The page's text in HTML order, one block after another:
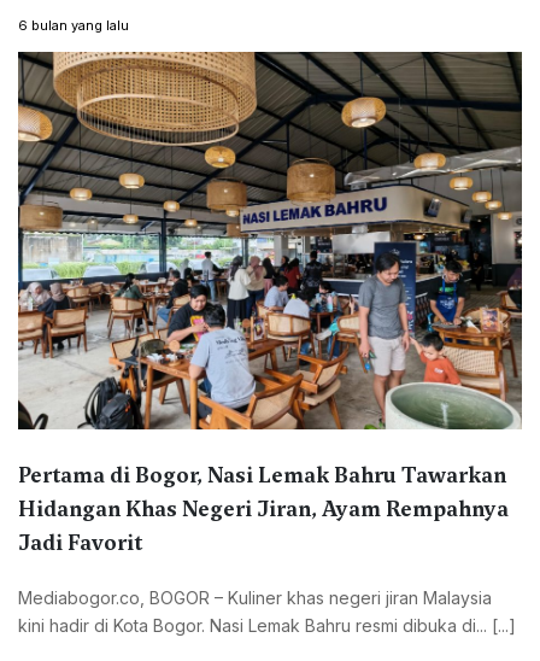
6 bulan yang lalu
Pertama di Bogor, Nasi Lemak Bahru Tawarkan
Hidangan Khas Negeri Jiran, Ayam Rempahnya
Jadi Favorit
Mediabogor.co, ‎BOGOR – Kuliner khas negeri jiran Malaysia
kini hadir di Kota Bogor. Nasi Lemak Bahru resmi dibuka di... [...]